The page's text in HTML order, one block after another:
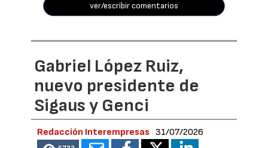
ver/escribir comentarios
Gabriel López Ruiz,
nuevo presidente de
Sigaus y Genci
Redacción Interempresas 31/07/2026